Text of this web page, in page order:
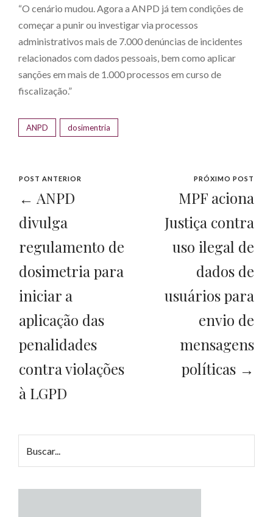
“O cenário mudou. Agora a ANPD já tem condições de
começar a punir ou investigar via processos
administrativos mais de 7.000 denúncias de incidentes
relacionados com dados pessoais, bem como aplicar
sanções em mais de 1.000 processos em curso de
fiscalização.”
ANPD dosimentria
POST ANTERIOR
← ANPD
divulga
regulamento de
dosimetria para
iniciar a
aplicação das
penalidades
contra violações
à LGPD
PRÓXIMO POST
MPF aciona
Justiça contra
uso ilegal de
dados de
usuários para
envio de
mensagens
políticas →